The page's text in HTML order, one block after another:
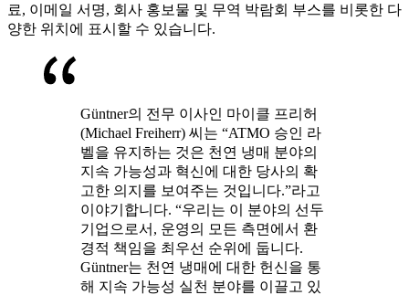
료, 이메일 서명, 회사 홍보물 및 무역 박람회 부스를 비롯한 다
양한 위치에 표시할 수 있습니다.
Güntner의 전무 이사인 마이클 프리허
(Michael Freiherr) 씨는 “ATMO 승인 라
벨을 유지하는 것은 천연 냉매 분야의
지속 가능성과 혁신에 대한 당사의 확
고한 의지를 보여주는 것입니다.”라고
이야기합니다. “우리는 이 분야의 선두
기업으로서, 운영의 모든 측면에서 환
경적 책임을 최우선 순위에 둡니다.
Güntner는 천연 냉매에 대한 헌신을 통
해 지속 가능성 실천 분야를 이끌고 있